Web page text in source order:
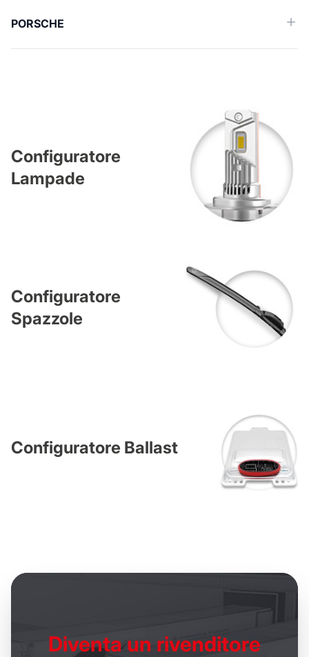
PORSCHE
Configuratore
Lampade
Configuratore
Spazzole
Configuratore Ballast
Diventa un rivenditore